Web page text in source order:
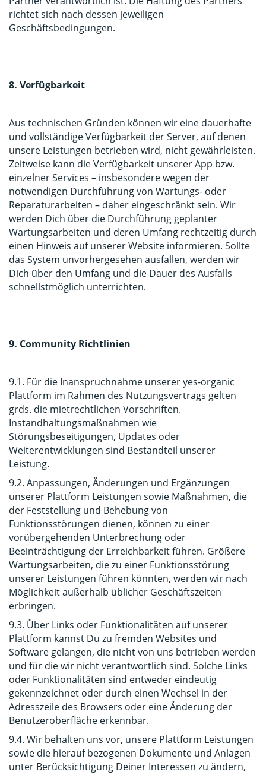
richtet sich nach dessen jeweiligen
Geschäftsbedingungen.
8. Verfügbarkeit
Aus technischen Gründen können wir eine dauerhafte
und vollständige Verfügbarkeit der Server, auf denen
unsere Leistungen betrieben wird, nicht gewährleisten.
Zeitweise kann die Verfügbarkeit unserer App bzw.
einzelner Services – insbesondere wegen der
notwendigen Durchführung von Wartungs- oder
Reparaturarbeiten – daher eingeschränkt sein. Wir
werden Dich über die Durchführung geplanter
Wartungsarbeiten und deren Umfang rechtzeitig durch
einen Hinweis auf unserer Website informieren. Sollte
das System unvorhergesehen ausfallen, werden wir
Dich über den Umfang und die Dauer des Ausfalls
schnellstmöglich unterrichten.
9. Community Richtlinien
9.1. Für die Inanspruchnahme unserer yes-organic
Plattform im Rahmen des Nutzungsvertrags gelten
grds. die mietrechtlichen Vorschriften.
Instandhaltungsmaßnahmen wie
Störungsbeseitigungen, Updates oder
Weiterentwicklungen sind Bestandteil unserer
Leistung.
9.2. Anpassungen, Änderungen und Ergänzungen
unserer Plattform Leistungen sowie Maßnahmen, die
der Feststellung und Behebung von
Funktionsstörungen dienen, können zu einer
vorübergehenden Unterbrechung oder
Beeinträchtigung der Erreichbarkeit führen. Größere
Wartungsarbeiten, die zu einer Funktionsstörung
unserer Leistungen führen könnten, werden wir nach
Möglichkeit außerhalb üblicher Geschäftszeiten
erbringen.
9.3. Über Links oder Funktionalitäten auf unserer
Plattform kannst Du zu fremden Websites und
Software gelangen, die nicht von uns betrieben werden
und für die wir nicht verantwortlich sind. Solche Links
oder Funktionalitäten sind entweder eindeutig
gekennzeichnet oder durch einen Wechsel in der
Adresszeile des Browsers oder eine Änderung der
Benutzeroberfläche erkennbar.
9.4. Wir behalten uns vor, unsere Plattform Leistungen
sowie die hierauf bezogenen Dokumente und Anlagen
unter Berücksichtigung Deiner Interessen zu ändern,